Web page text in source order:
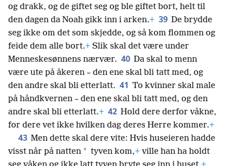
og drakk, og de giftet seg og ble giftet bort, helt til
den dagen da Noah gikk inn i arken.+ 39 De brydde
seg ikke om det som skjedde, og så kom flommen og
feide dem alle bort.+ Slik skal det være under
Menneskesønnens nærvær. 40 Da skal to menn
være ute på åkeren – den ene skal bli tatt med, og
den andre skal bli etterlatt. 41 To kvinner skal male
på håndkvernen – den ene skal bli tatt med, og den
andre skal bli etterlatt.+ 42 Hold dere derfor våkne,
for dere vet ikke hvilken dag deres Herre kommer.+
43 Men dette skal dere vite: Hvis huseieren hadde
visst når på natten * tyven kom,+ ville han ha holdt